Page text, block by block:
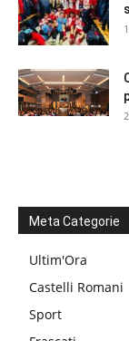
Meta Categorie
Ultim'Ora
Castelli Romani
Sport